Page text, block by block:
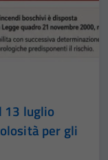
13 luglio
per gli